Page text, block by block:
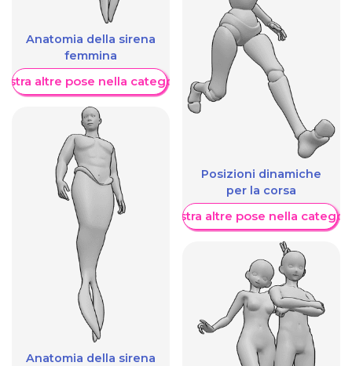
Anatomia della sirena
femmina
altre pose nella categoria
Anatomia della sirena
Posizioni dinamiche
per la corsa
Mostra altre pose nella